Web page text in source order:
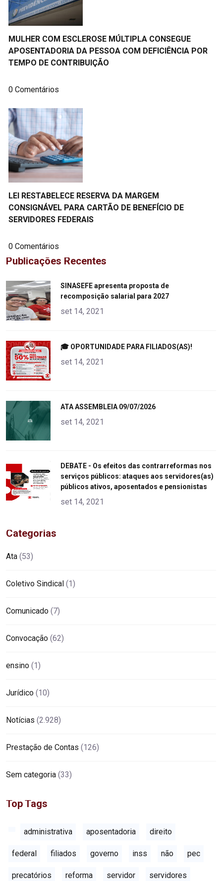
MULHER COM ESCLEROSE MÚLTIPLA CONSEGUE
APOSENTADORIA DA PESSOA COM DEFICIÊNCIA POR
TEMPO DE CONTRIBUIÇÃO
0 Comentários
LEI RESTABELECE RESERVA DA MARGEM
CONSIGNÁVEL PARA CARTÃO DE BENEFÍCIO DE
SERVIDORES FEDERAIS
0 Comentários
Publicações Recentes
alt="product">
SINASEFE apresenta proposta de
recomposição salarial para 2027
set 14, 2021
alt="product">
🎓 OPORTUNIDADE PARA FILIADOS(AS)!
set 14, 2021
alt="product">
ATA ASSEMBLEIA 09/07/2026
set 14, 2021
alt="product">
DEBATE - Os efeitos das contrarreformas nos
serviços públicos: ataques aos servidores(as)
públicos ativos, aposentados e pensionistas
set 14, 2021
Categorias
Ata (53)
Coletivo Sindical (1)
Comunicado (7)
Convocação (62)
ensino (1)
Jurídico (10)
Notícias (2.928)
Prestação de Contas (126)
Sem categoria (33)
Top Tags
administrativa aposentadoria direito
federal filiados governo inss não pec
precatórios reforma servidor servidores